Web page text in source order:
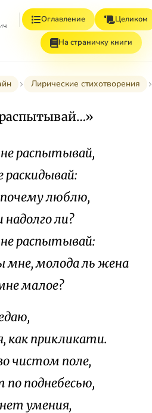
Оглавление Целиком
На страничку книги
Лирические стихотворения
распытывай,
люблю,
ли?
распытывай:
мне, молода ль жена
малое?
как прикликати.
чистом поле,
по поднебесью,
умения,